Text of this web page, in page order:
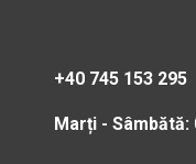
+40 745 153 295
Marți - Sâmbătă: